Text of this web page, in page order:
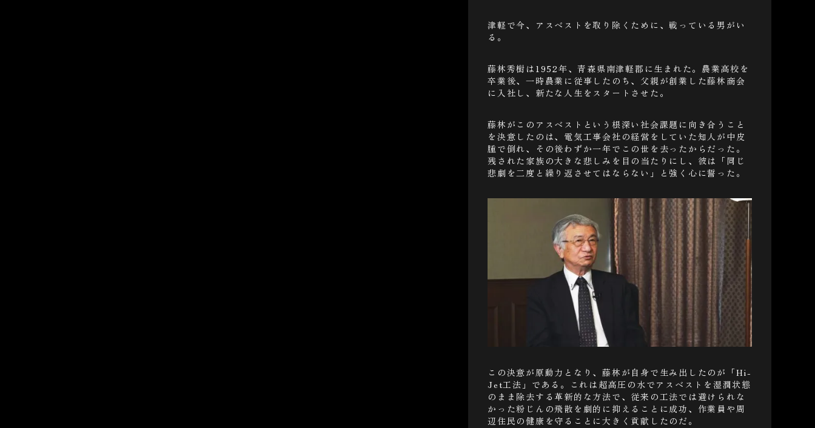
津軽で今、アスベストを取り除くために、戦っている男がい
る。
藤林秀樹は1952年、青森県南津軽郡に生まれた。農業高校を
卒業後、一時農業に従事したのち、父親が創業した藤林商会
に入社し、新たな人生をスタートさせた。
藤林がこのアスベストという根深い社会課題に向き合うこと
を決意したのは、電気工事会社の経営をしていた知人が中皮
腫で倒れ、その後わずか一年でこの世を去ったからだった。
残された家族の大きな悲しみを目の当たりにし、彼は「同じ
悲劇を二度と繰り返させてはならない」と強く心に誓った。
この決意が原動力となり、藤林が自身で生み出したのが「Hi-
Jet工法」である。これは超高圧の水でアスベストを湿潤状態
のまま除去する革新的な方法で、従来の工法では避けられな
かった粉じんの飛散を劇的に抑えることに成功、作業員や周
辺住民の健康を守ることに大きく貢献したのだ。